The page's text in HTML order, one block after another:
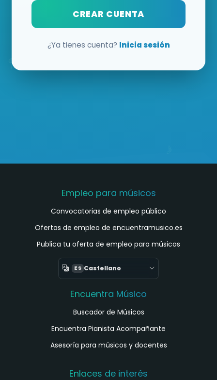
CREAR CUENTA
¿Ya tienes cuenta? Inicia sesión
Empleo para músicos
Convocatorias de empleo público
Ofertas de empleo de encuentramusico.es
Publica tu oferta de empleo para músicos
ES Castellano
Encuentra Músico
Buscador de Músicos
Encuentra Pianista Acompañante
Asesoría para músicos y docentes
Enlaces de interés